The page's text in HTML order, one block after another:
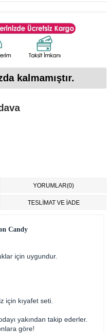
kalmamıştır.
YORUMLAR(0)
TESLİMAT VE İADE
Candy
için uygundur.
için kıyafet seti.
yakından takip ederler.
göre!